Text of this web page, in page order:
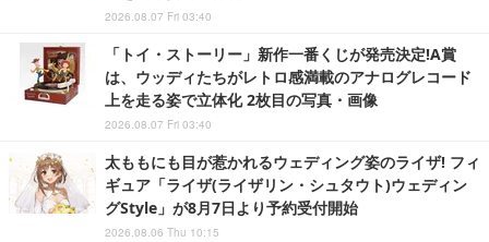
2026.08.07 Fri 03:40
「トイ・ストーリー」新作一番くじが発売決定!A賞
は、ウッディたちがレトロ感満載のアナログレコード
上を走る姿で立体化 2枚目の写真・画像
2026.08.07 Fri 03:40
太ももにも目が惹かれるウェディング姿のライザ! フィ
ギュア「ライザ(ライザリン・シュタウト)ウェディン
グStyle」が8月7日より予約受付開始
2026.08.06 Thu 10:15